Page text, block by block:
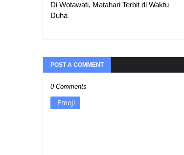
Di Wotawati, Matahari Terbit di Waktu
Duha
POST A COMMENT
0 Comments
Emoji